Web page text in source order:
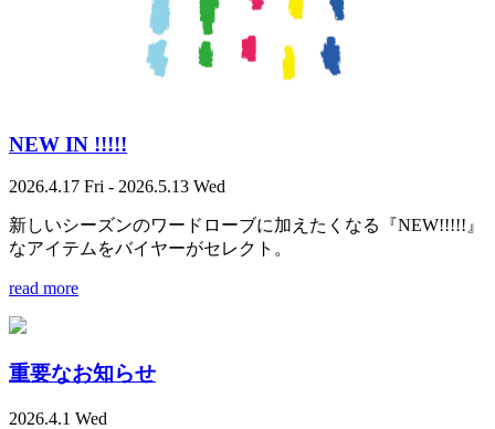
NEW IN !!!!!
2026.4.17 Fri - 2026.5.13 Wed
新しいシーズンのワードローブに加えたくなる『NEW!!!!!』
なアイテムをバイヤーがセレクト。
read more
重要なお知らせ
2026.4.1 Wed